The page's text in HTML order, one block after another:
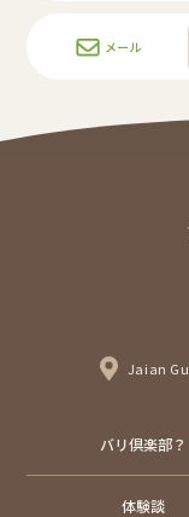
メール
Jaian
バリ倶楽部？
体験談